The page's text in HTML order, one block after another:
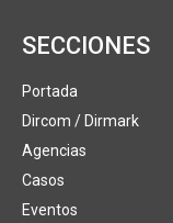
SECCIONES
Portada
Dircom / Dirmark
Agencias
Casos
Eventos